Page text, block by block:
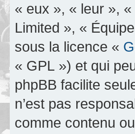
« eux », « leur »,
Limited », «
sous la licence «
« GPL ») et qui
phpBB facilite
n’est pas
comme contenu